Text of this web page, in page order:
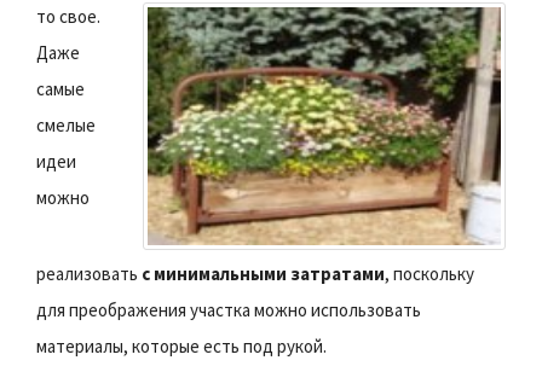
то свое.
Даже
самые
смелые
идеи
можно
реализовать с минимальными затратами, поскольку
для преображения участка можно использовать
материалы, которые есть под рукой.